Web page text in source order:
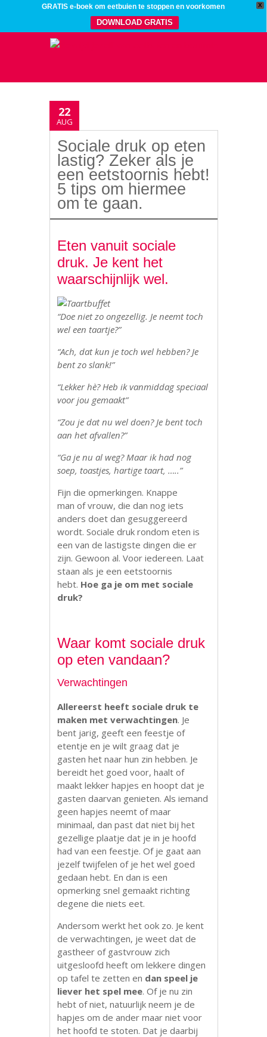
X
GRATIS e-boek om eetbuien te stoppen en voorkomen
DOWNLOAD GRATIS
22
AUG
Sociale druk op eten
lastig? Zeker als je
een eetstoornis hebt!
5 tips om hiermee
om te gaan.
Eten vanuit sociale
druk. Je kent het
waarschijnlijk wel.
“Doe niet zo ongezellig. Je neemt toch
wel een taartje?”
“Ach, dat kun je toch wel hebben? Je
bent zo slank!”
“Lekker hè? Heb ik vanmiddag speciaal
voor jou gemaakt”
“Zou je dat nu wel doen? Je bent toch
aan het afvallen?”
“Ga je nu al weg? Maar ik had nog
soep, toastjes, hartige taart, …..”
Fijn die opmerkingen. Knappe
man of vrouw, die dan nog iets
anders doet dan gesuggereerd
wordt. Sociale druk rondom eten is
een van de lastigste dingen die er
zijn. Gewoon al. Voor iedereen. Laat
staan als je een eetstoornis
hebt. Hoe ga je om met sociale
druk?
Waar komt sociale druk
op eten vandaan?
Verwachtingen
Allereerst heeft sociale druk te
maken met verwachtingen. Je
bent jarig, geeft een feestje of
etentje en je wilt graag dat je
gasten het naar hun zin hebben. Je
bereidt het goed voor, haalt of
maakt lekker hapjes en hoopt dat je
gasten daarvan genieten. Als iemand
geen hapjes neemt of maar
minimaal, dan past dat niet bij het
gezellige plaatje dat je in je hoofd
had van een feestje. Of je gaat aan
jezelf twijfelen of je het wel goed
gedaan hebt. En dan is een
opmerking snel gemaakt richting
degene die niets eet.
Andersom werkt het ook zo. Je kent
de verwachtingen, je weet dat de
gastheer of gastvrouw zich
uitgesloofd heeft om lekkere dingen
op tafel te zetten en dan speel je
liever het spel mee. Of je nu zin
hebt of niet, natuurlijk neem je de
hapjes om de ander maar niet voor
het hoofd te stoten. Dat je daarbij